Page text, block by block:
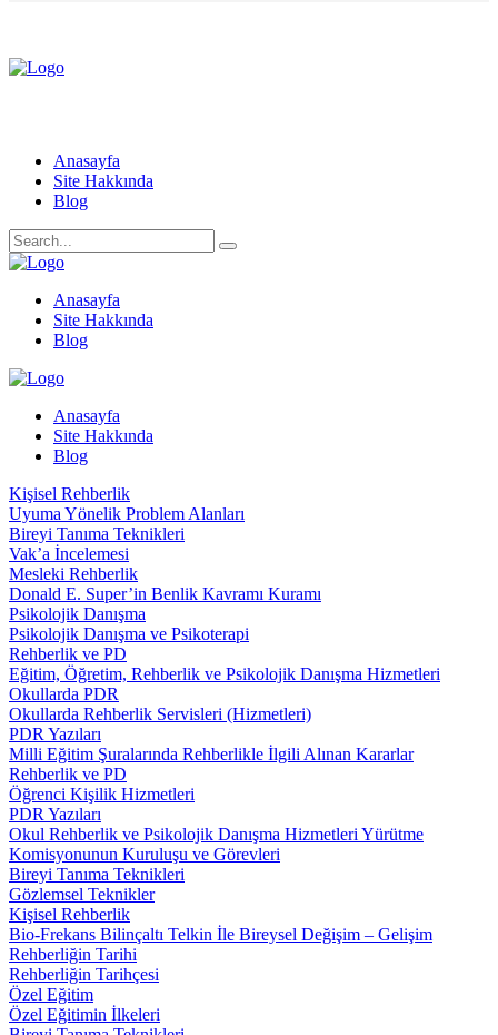
Anasayfa
Site Hakkında
Blog
Anasayfa
Site Hakkında
Blog
Anasayfa
Site Hakkında
Blog
Kişisel Rehberlik
Uyuma Yönelik Problem Alanları
Bireyi Tanıma Teknikleri
Vak’a İncelemesi
Mesleki Rehberlik
Donald E. Super’in Benlik Kavramı Kuramı
Psikolojik Danışma
Psikolojik Danışma ve Psikoterapi
Rehberlik ve PD
Eğitim, Öğretim, Rehberlik ve Psikolojik Danışma Hizmetleri
Okullarda PDR
Okullarda Rehberlik Servisleri (Hizmetleri)
PDR Yazıları
Milli Eğitim Şuralarında Rehberlikle İlgili Alınan Kararlar
Rehberlik ve PD
Öğrenci Kişilik Hizmetleri
PDR Yazıları
Okul Rehberlik ve Psikolojik Danışma Hizmetleri Yürütme
Komisyonunun Kuruluşu ve Görevleri
Bireyi Tanıma Teknikleri
Gözlemsel Teknikler
Kişisel Rehberlik
Bio-Frekans Bilinçaltı Telkin İle Bireysel Değişim – Gelişim
Rehberliğin Tarihi
Rehberliğin Tarihçesi
Özel Eğitim
Özel Eğitimin İlkeleri